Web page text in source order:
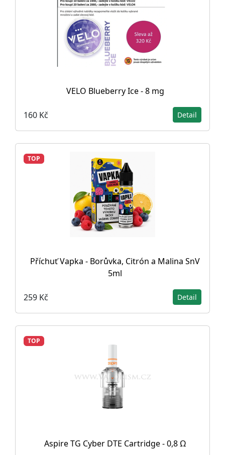
VELO Blueberry Ice - 8 mg
160 Kč Detail
TOP
Příchuť Vapka - Borůvka, Citrón a Malina SnV
5ml
259 Kč Detail
TOP
Aspire TG Cyber DTE Cartridge - 0,8 Ω